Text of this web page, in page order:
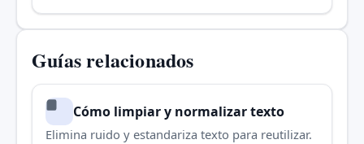
Guías relacionados
Cómo limpiar y normalizar texto
Elimina ruido y estandariza texto para reutilizar.